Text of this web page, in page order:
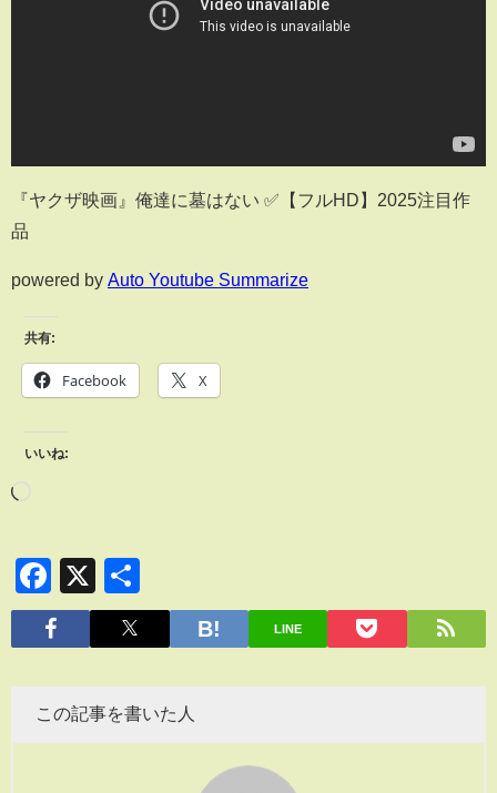
『ヤクザ映画』俺達に墓はない ✅【フルHD】2025注目作
品
powered by Auto Youtube Summarize
共有:
Facebook X
いいね:
Facebook
X
有
LINE
この記事を書いた人